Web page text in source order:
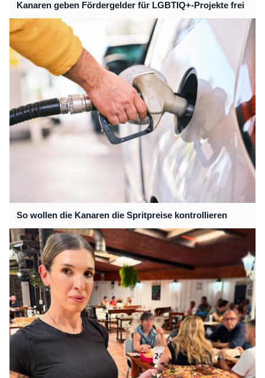
Kanaren geben Fördergelder für LGBTIQ+-Projekte frei
So wollen die Kanaren die Spritpreise kontrollieren